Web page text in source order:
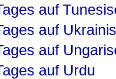
auf
auf
auf
auf Urdu